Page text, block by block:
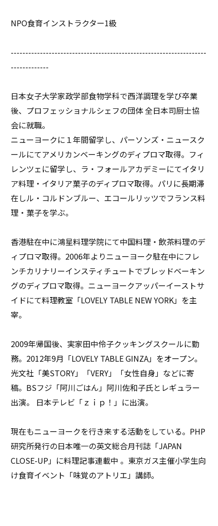
NPO食育インストラクター1級
-------------------------------------------------------------------
-------------
日本女子大学家政学部食物学科で西洋調理を学び卒業
後、プロフェッショナルシェフの団体 全日本司厨士協
会に就職。
ニューヨークに１年間留学し、パーソンズ・ニュースク
ールにてアメリカンベーキングのディプロマ取得。フィ
レンツェに留学し、ラ・フォールアカデミーにてイタリ
ア料理・イタリア菓子のディプロマ取得。パリに長期滞
在しル・コルドンブルー、エコールリッツでフランス料
理・菓子を学ぶ。
香港駐在中に鴻星料理学院にて中国料理・飲茶料理のデ
ィプロマ取得。2006年よりニューヨーク駐在中にフレ
ンチカリナリーインスティチュートでブレッドベーキン
グのディプロマ取得。ニューヨークアッパーイーストサ
イドにて料理教室「LOVELY TABLE NEW YORK」を主
宰。
2009年帰国後、実家田中伶子クッキングスクールに勤
務。2012年9月「LOVELY TABLE GINZA」をオープン。
光文社「美STORY」「VERY」「女性自身」などに寄
稿。BSフジ「阿川ごはん」阿川佐和子氏とレギュラー
出演。 日本テレビ「ｚｉｐ！」に出演。
現在もニューヨークを行き来する活動をしている。PHP
研究所発行の日本唯一の英文総合月刊誌「JAPAN
CLOSE-UP」に料理記事連載中 。東京ガス主催小学生向
け食育イベント「味覚のアトリエ」講師。